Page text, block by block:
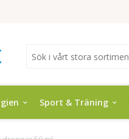
Sport & Träning